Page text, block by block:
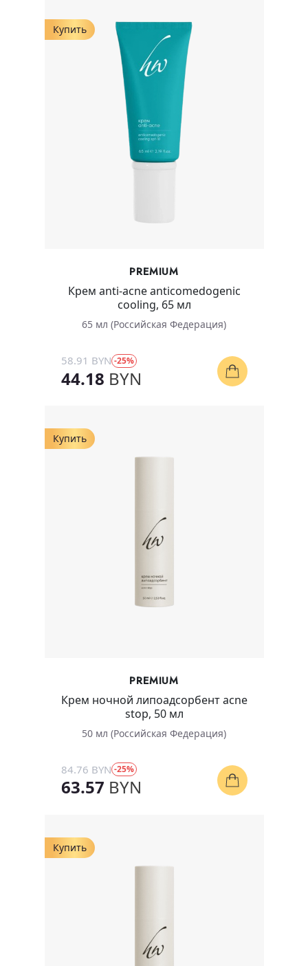
Купить
PREMIUM
Крем anti-acne anticomedogenic
cooling, 65 мл
65 мл (Российская Федерация)
58.91 BYN -25%
44.18 BYN
Купить
PREMIUM
Крем ночной липоадсорбент acne
stop, 50 мл
50 мл (Российская Федерация)
84.76 BYN -25%
63.57 BYN
Купить